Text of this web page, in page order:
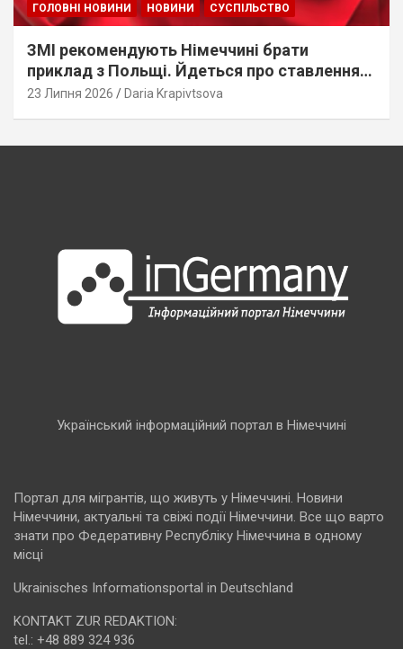
ГОЛОВНІ НОВИНИ НОВИНИ СУСПІЛЬСТВО
ЗМІ рекомендують Німеччині брати
приклад з Польщі. Йдеться про ставлення
до українців
23 Липня 2026 Daria Krapivtsova
Український інформаційний портал в Німеччині
Портал для мігрантів, що живуть у Німеччині. Новини
Німеччини, актуальні та свіжі події Німеччини. Все що варто
знати про Федеративну Республіку Німеччина в одному
місці
Ukrainisches Informationsportal in Deutschland
KONTAKT ZUR REDAKTION:
tel.: +48 889 324 936